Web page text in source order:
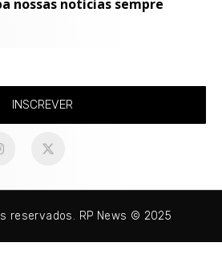
nossas notícias sempre
INSCREVER
reservados. RP News © 2025